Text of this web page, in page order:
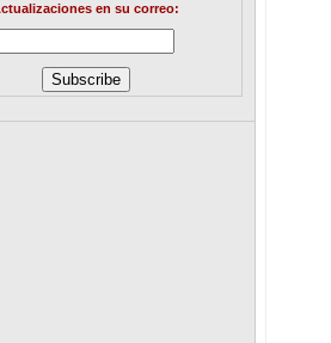
en su correo: